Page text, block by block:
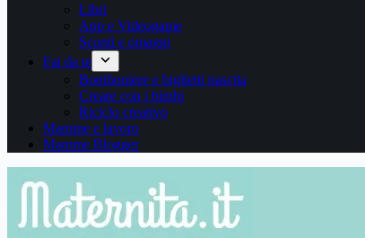
Libri
App e Videogame
Sconti e omaggi
Fai da te
Bomboniere e biglietti nascita
Creare con i bimbi
Riciclo creativo
Mamme e lavoro
Mamme Blogger